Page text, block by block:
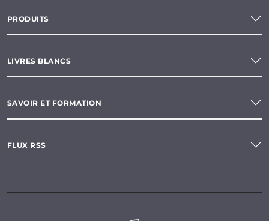
PRODUITS
LIVRES BLANCS
SAVOIR ET FORMATION
FLUX RSS